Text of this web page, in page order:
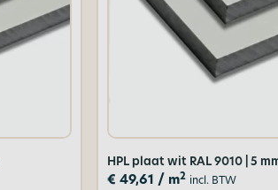
HPL plaat wit RAL 9010 | 5
€ 49,61 / m2 incl. BTW